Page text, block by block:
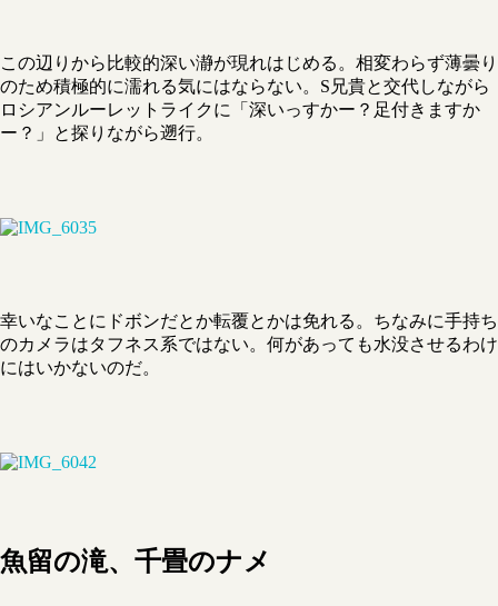
この辺りから比較的深い瀞が現れはじめる。相変わらず薄曇り
のため積極的に濡れる気にはならない。S兄貴と交代しながら
ロシアンルーレットライクに「深いっすかー？足付きますか
ー？」と探りながら遡行。
幸いなことにドボンだとか転覆とかは免れる。ちなみに手持ち
のカメラはタフネス系ではない。何があっても水没させるわけ
にはいかないのだ。
魚留の滝、千畳のナメ